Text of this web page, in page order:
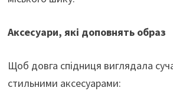
Аксесуари, які доповнять образ
Щоб довга спідниця виглядала
стильними аксесуарами: